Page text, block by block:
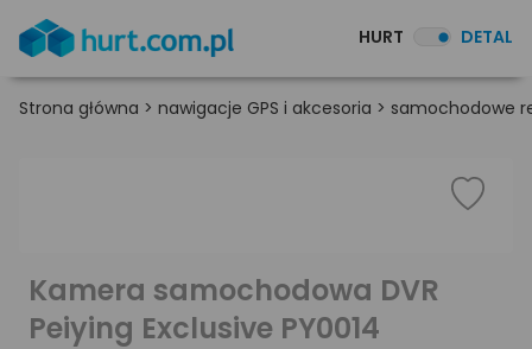
HURT DETAL
Strona główna > nawigacje GPS i akcesoria > samochodowe
Kamera samochodowa DVR
Peiying Exclusive PY0014